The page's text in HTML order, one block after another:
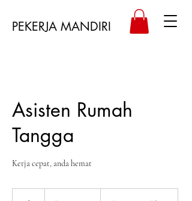
PEKERJA MANDIRI
Asisten Rumah
Tangga
Kerja cepat, anda hemat